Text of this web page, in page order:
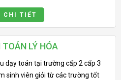
CHI TIẾT
TOÁN LÝ HÓA
dạy toán tại trường cấp 2 cấp 3
sinh viên giỏi từ các trường tốt